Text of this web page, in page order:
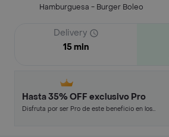
Hamburguesa - Burger Boleo
Delivery
15 min
Hasta 35% OFF exclusivo Pro
Disfruta por ser Pro de este beneficio en los